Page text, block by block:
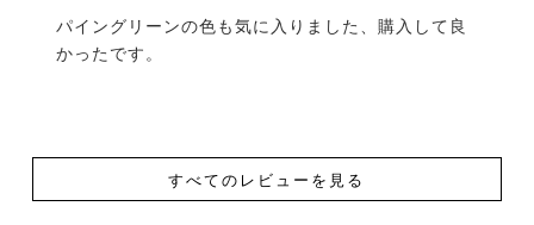
パイングリーンの色も気に入りました、購入して良
かったです。
すべてのレビューを見る